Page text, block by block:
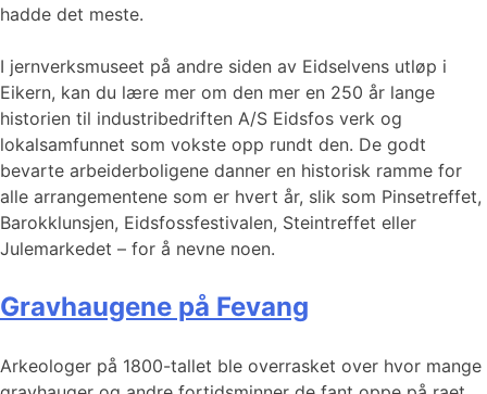
hadde det meste.
I jernverksmuseet på andre siden av Eidselvens utløp i
Eikern, kan du lære mer om den mer en 250 år lange
historien til industribedriften A/S Eidsfos verk og
lokalsamfunnet som vokste opp rundt den. De godt
bevarte arbeiderboligene danner en historisk ramme for
alle arrangementene som er hvert år, slik som Pinsetreffet,
Barokklunsjen, Eidsfossfestivalen, Steintreffet eller
Julemarkedet – for å nevne noen.
Gravhaugene på Fevang
Arkeologer på 1800-tallet ble overrasket over hvor mange